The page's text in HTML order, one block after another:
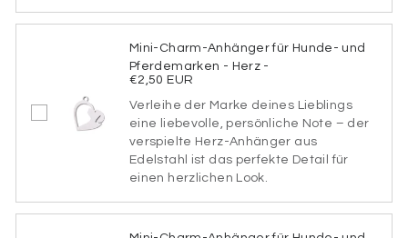
SCHRIFTART
2
SCHRIFTART
Mini-Charm-Anhänger für Hunde- und
Pferdemarken - Herz -
€2,50 EUR
Verleihe der Marke deines Lieblings
eine liebevolle, persönliche Note – der
verspielte Herz-Anhänger aus
Edelstahl ist das perfekte Detail für
einen herzlichen Look.